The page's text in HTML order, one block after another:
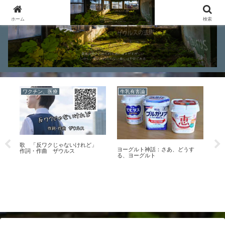
ワクチン、医療
歌 「反ワクじゃないけれど」
作詞・作曲 ザウルス
牛乳有害論
ヨーグルト神話：さあ、どうす
る、ヨーグルト
ホーム 検索